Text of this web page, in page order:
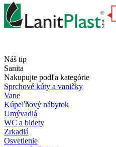
Náš tip
Sanita
Nakupujte podľa kategórie
Sprchové kúty a vaničky
Vane
Kúpeľňový nábytok
Umývadlá
WC a bidety
Zrkadlá
Osvetlenie